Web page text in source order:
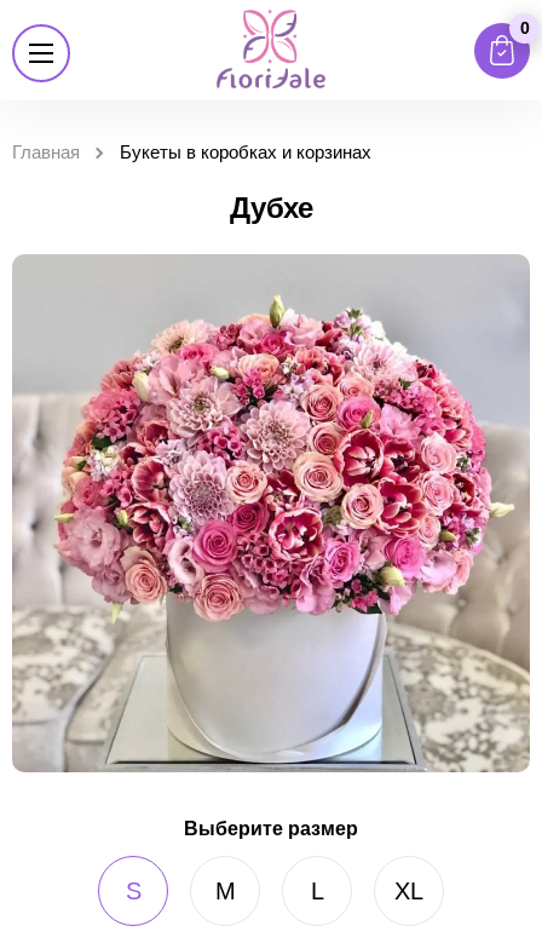
0
Главная Букеты в коробках и корзинах
Дубхе
Выберите размер
S M L XL